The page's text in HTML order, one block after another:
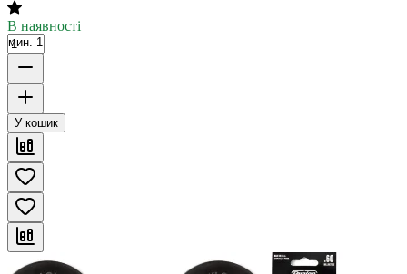
В наявності
мин. 1
У кошик